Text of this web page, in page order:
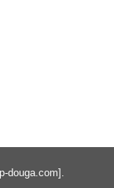
douga.com] .